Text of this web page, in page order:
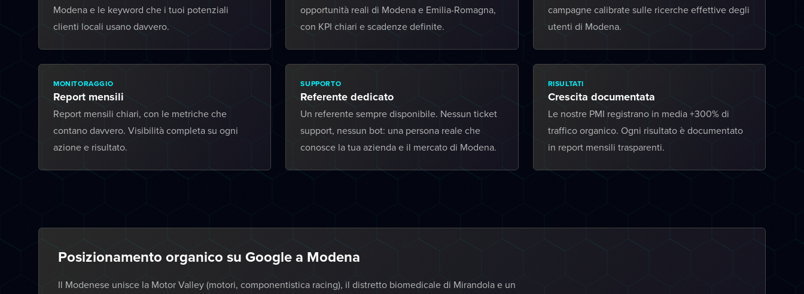
Modena e le keyword che i tuoi potenziali
clienti locali usano davvero.
opportunità reali di Modena e Emilia-Romagna,
con KPI chiari e scadenze definite.
campagne calibrate sulle ricerche effettive degli
utenti di Modena.
MONITORAGGIO
Report mensili
Report mensili chiari, con le metriche che
contano davvero. Visibilità completa su ogni
azione e risultato.
SUPPORTO
Referente dedicato
Un referente sempre disponibile. Nessun ticket
support, nessun bot: una persona reale che
conosce la tua azienda e il mercato di Modena.
RISULTATI
Crescita documentata
Le nostre PMI registrano in media +300% di
traffico organico. Ogni risultato è documentato
in report mensili trasparenti.
Posizionamento organico su Google a Modena
Il Modenese unisce la Motor Valley (motori, componentistica racing), il distretto biomedicale di Mirandola e un